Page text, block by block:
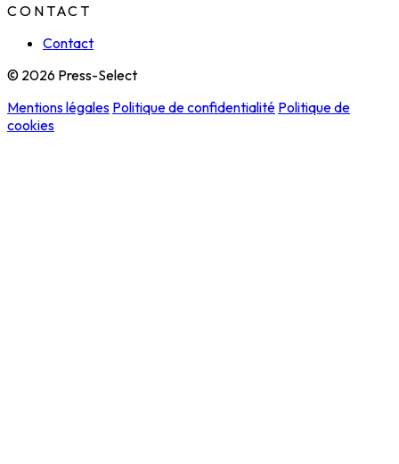
CONTACT
Contact
© 2026 Press-Select
Mentions légales Politique de confidentialité Politique de
cookies